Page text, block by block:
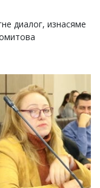
диалог, изнасяме